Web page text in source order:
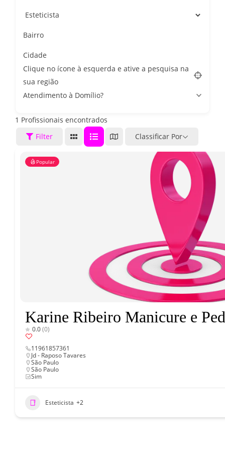
Bairro
Cidade
Clique no ícone à esquerda e ative a pesquisa na
sua região
Atendimento à Domílio?
1 Profissionais encontrados
Filter
Classificar Por
Popular
Karine Ribeiro Manicure e
0.0(0)
11961857361
Jd - Raposo Tavares
São Paulo
São Paulo
Sim
Esteticista +2